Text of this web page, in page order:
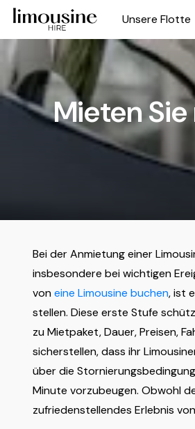
Unsere Flotte
Mieten
Bei der Anmietung einer
insbesondere bei wichtigen
voneine Limousine buchen, ist
stellen. Diese erste Stufe
zu Mietpaket, Dauer, Preisen,
sicherstellen, dass ihr
über die
Minute vorzubeugen. Obwohl
zufriedenstellendes Erlebnis